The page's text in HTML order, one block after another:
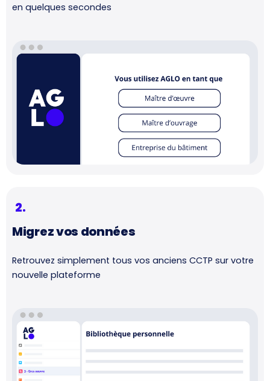
en quelques secondes
2.
Migrez vos données
Retrouvez simplement tous vos anciens CCTP sur votre
nouvelle plateforme